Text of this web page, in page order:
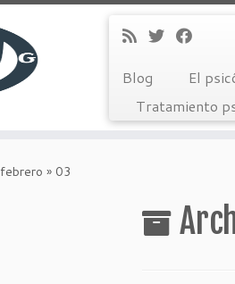
Blog El
Tratamiento
febrero » 03